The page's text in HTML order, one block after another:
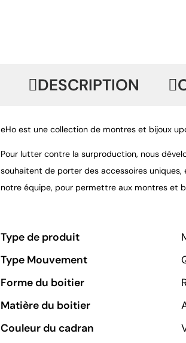
DESCRIPTION
eHo est une collection de montres et bijoux
Pour lutter contre la surproduction, nous
souhaitent de porter des accessoires
notre équipe, pour permettre aux montres et
Type de produit
Type Mouvement
Forme du boitier
Matière du boitier
Couleur du cadran